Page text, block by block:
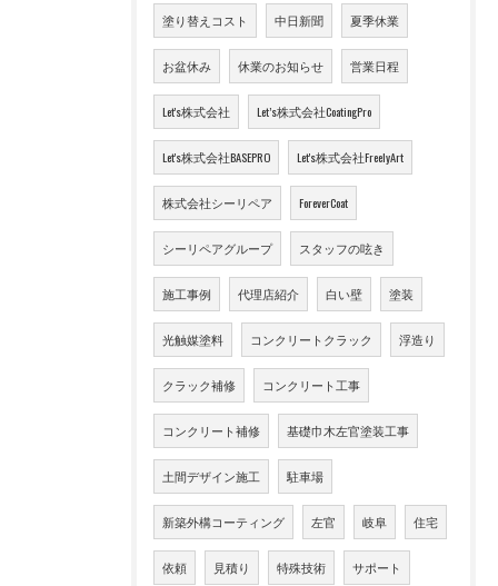
塗り替えコスト 中日新聞 夏季休業
お盆休み 休業のお知らせ 営業日程
Let's株式会社 Let’s株式会社CoatingPro
Let's株式会社BASEPRO Let's株式会社FreelyArt
株式会社シーリペア ForeverCoat
シーリペアグループ スタッフの呟き
施工事例 代理店紹介 白い壁 塗装
光触媒塗料 コンクリートクラック 浮造り
クラック補修 コンクリート工事
コンクリート補修 基礎巾木左官塗装工事
土間デザイン施工 駐車場
新築外構コーティング 左官 岐阜 住宅
依頼 見積り 特殊技術 サポート